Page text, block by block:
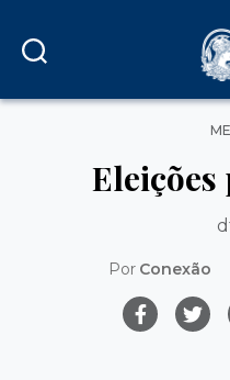
Eleições
Por Conexão